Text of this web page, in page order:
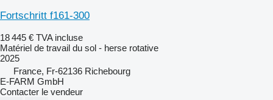
Fortschritt f161-300
18 445 € TVA incluse
Matériel de travail du sol - herse rotative
2025
France, Fr-62136 Richebourg
E-FARM GmbH
Contacter le vendeur